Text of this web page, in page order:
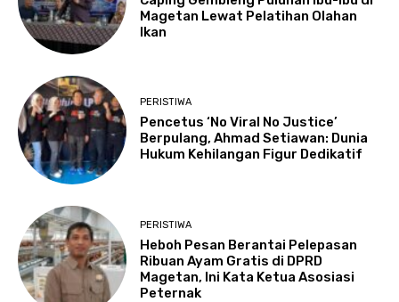
Magetan Lewat Pelatihan Olahan
Ikan
PERISTIWA
Pencetus ‘No Viral No Justice’
Berpulang, Ahmad Setiawan: Dunia
Hukum Kehilangan Figur Dedikatif
PERISTIWA
Heboh Pesan Berantai Pelepasan
Ribuan Ayam Gratis di DPRD
Magetan, Ini Kata Ketua Asosiasi
Peternak